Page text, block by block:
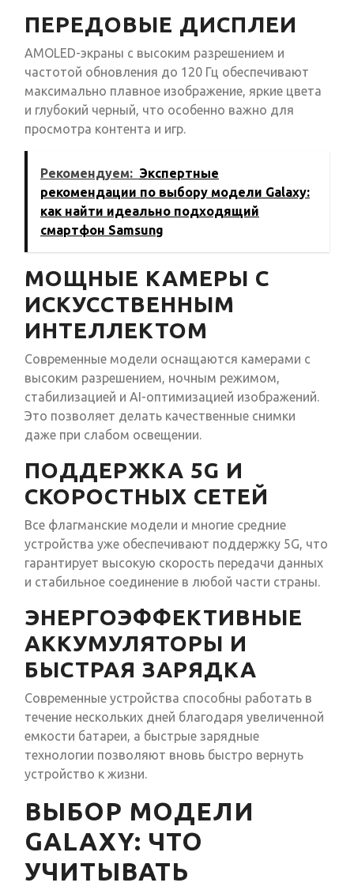
ПЕРЕДОВЫЕ ДИСПЛЕИ
AMOLED-экраны с высоким разрешением и
частотой обновления до 120 Гц обеспечивают
максимально плавное изображение, яркие цвета
и глубокий черный, что особенно важно для
просмотра контента и игр.
Рекомендуем: Экспертные
рекомендации по выбору модели Galaxy:
как найти идеально подходящий
смартфон Samsung
МОЩНЫЕ КАМЕРЫ С
ИСКУССТВЕННЫМ
ИНТЕЛЛЕКТОМ
Современные модели оснащаются камерами с
высоким разрешением, ночным режимом,
стабилизацией и AI-оптимизацией изображений.
Это позволяет делать качественные снимки
даже при слабом освещении.
ПОДДЕРЖКА 5G И
СКОРОСТНЫХ СЕТЕЙ
Все флагманские модели и многие средние
устройства уже обеспечивают поддержку 5G, что
гарантирует высокую скорость передачи данных
и стабильное соединение в любой части страны.
ЭНЕРГОЭФФЕКТИВНЫЕ
АККУМУЛЯТОРЫ И
БЫСТРАЯ ЗАРЯДКА
Современные устройства способны работать в
течение нескольких дней благодаря увеличенной
емкости батареи, а быстрые зарядные
технологии позволяют вновь быстро вернуть
устройство к жизни.
ВЫБОР МОДЕЛИ
GALAXY: ЧТО
УЧИТЫВАТЬ